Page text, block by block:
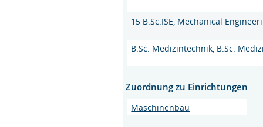
15 B.Sc.ISE, Mechanical
B.Sc. Medizintechnik, B.Sc.
Zuordnung zu Einrichtungen
Maschinenbau